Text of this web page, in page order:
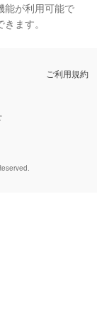
能が利用可能で
ます。
ご利用規約